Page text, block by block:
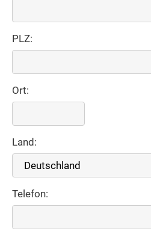
PLZ:
Ort:
Land:
Telefon: